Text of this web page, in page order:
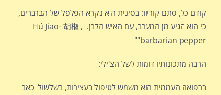
קודם כל, סתם קוריוז: בסינית הוא נקרא הפלפל של הברברים,
כי הוא הגיע מן המערב, עם האיש הלבן. Hú Jiāo- 胡椒 ,
"barbarian pepper"
הרבה מתכונותיו דומות לשל הצ'ילי:
ברפואה העממית הוא משמש לטיפול בעצירות, בשלשול, כאב